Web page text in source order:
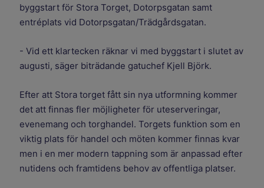
byggstart för Stora Torget, Dotorpsgatan samt
entréplats vid Dotorpsgatan/Trädgårdsgatan.
- Vid ett klartecken räknar vi med byggstart i slutet av
augusti, säger biträdande gatuchef Kjell Björk.
Efter att Stora torget fått sin nya utformning kommer
det att finnas fler möjligheter för uteserveringar,
evenemang och torghandel. Torgets funktion som en
viktig plats för handel och möten kommer finnas kvar
men i en mer modern tappning som är anpassad efter
nutidens och framtidens behov av offentliga platser.